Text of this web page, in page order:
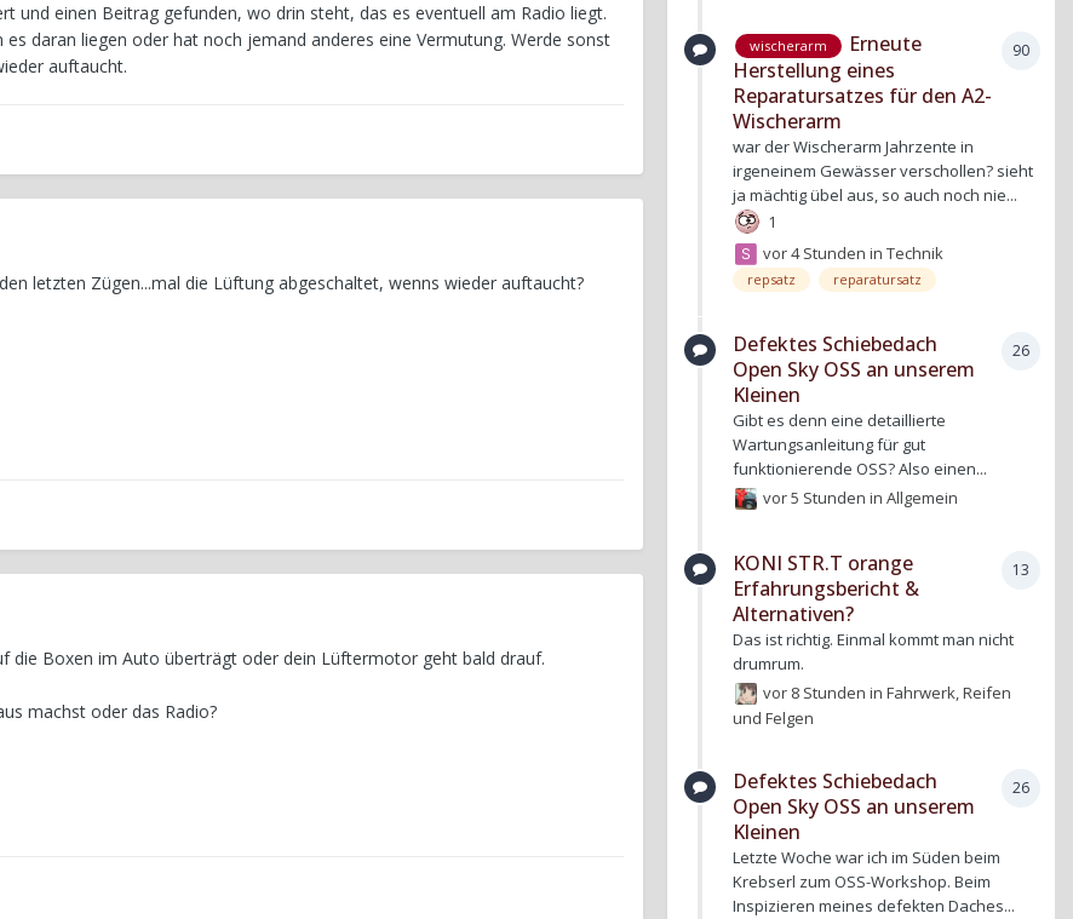
und einen Beitrag gefunden, wo drin steht, das es eventuell am Radio liegt.
es daran liegen oder hat noch jemand anderes eine Vermutung. Werde sonst
auftaucht.
letzten Zügen...mal die Lüftung abgeschaltet, wenns wieder auftaucht?
die Boxen im Auto überträgt oder dein Lüftermotor geht bald drauf.
machst oder das Radio?
90
wischerarm
Erneute
Herstellung eines
Reparatursatzes für den A2-
Wischerarm
war der Wischerarm Jahrzente in
irgeneinem Gewässer verschollen? sieht
ja mächtig übel aus, so auch noch nie...
1
vor 4 Stunden inTechnik
repsatz reparatursatz
26
Defektes Schiebedach
Open Sky OSS an unserem
Kleinen
Gibt es denn eine detaillierte
Wartungsanleitung für gut
funktionierende OSS? Also einen...
vor 5 Stunden inAllgemein
13
KONI STR.T orange
Erfahrungsbericht &
Alternativen?
Das ist richtig. Einmal kommt man nicht
drumrum.
vor 8 Stunden inFahrwerk, Reifen
und Felgen
26
Defektes Schiebedach
Open Sky OSS an unserem
Kleinen
Letzte Woche war ich im Süden beim
Krebserl zum OSS-Workshop. Beim
Inspizieren meines defekten Daches...